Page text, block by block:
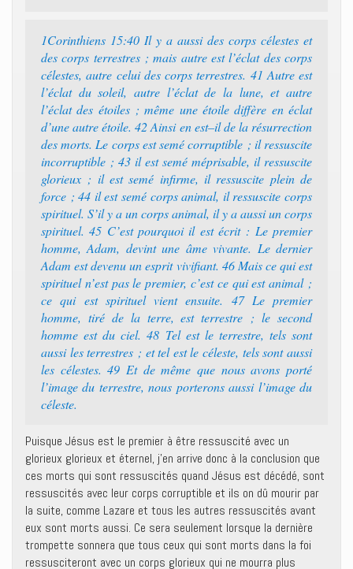
1Corinthiens 15:40 ‭‭Il y a aussi des corps célestes et
des corps terrestres ; mais autre est l’éclat des corps
célestes, autre celui des corps terrestres.‭ 41 ‭‭Autre est
l’éclat du soleil, autre l’éclat de la lune, et autre
l’éclat des étoiles ; même une étoile diffère en éclat
d’une autre étoile.‭ 42 ‭‭Ainsi en est–il de la résurrection
des morts. Le corps est semé corruptible ; il ressuscite
incorruptible ;‭ 43 ‭‭il est semé méprisable, il ressuscite
glorieux ; il est semé infirme, il ressuscite plein de
force ;‭ 44 ‭‭il est semé corps animal, il ressuscite corps
spirituel. S’il y a un corps animal, il y a aussi un corps
spirituel.‭ 45 ‭‭C’est pourquoi il est écrit : Le premier
homme, Adam, devint une âme vivante. Le dernier
Adam est devenu un esprit vivifiant.‭ 46 ‭‭Mais ce qui est
spirituel n’est pas le premier, c’est ce qui est animal ;
ce qui est spirituel vient ensuite.‭ 47 ‭‭Le premier
homme, tiré de la terre, est terrestre ; le second
homme est du ciel.‭ 48 ‭‭Tel est le terrestre, tels sont
aussi les terrestres ; et tel est le céleste, tels sont aussi
les célestes.‭ 49 ‭‭Et de même que nous avons porté
l’image du terrestre, nous porterons aussi l’image du
céleste.‭
Puisque Jésus est le premier à être ressuscité avec un
glorieux glorieux et éternel, j’en arrive donc à la conclusion que
ces morts qui sont ressuscités quand Jésus est décédé, sont
ressuscités avec leur corps corruptible et ils on dû mourir par
la suite, comme Lazare et tous les autres ressuscités avant
eux sont morts aussi. Ce sera seulement lorsque la dernière
trompette sonnera que tous ceux qui sont morts dans la foi
ressusciteront avec un corps glorieux qui ne mourra plus